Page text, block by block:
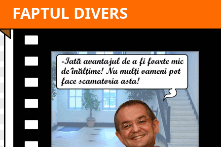
FAPTUL DIVERS